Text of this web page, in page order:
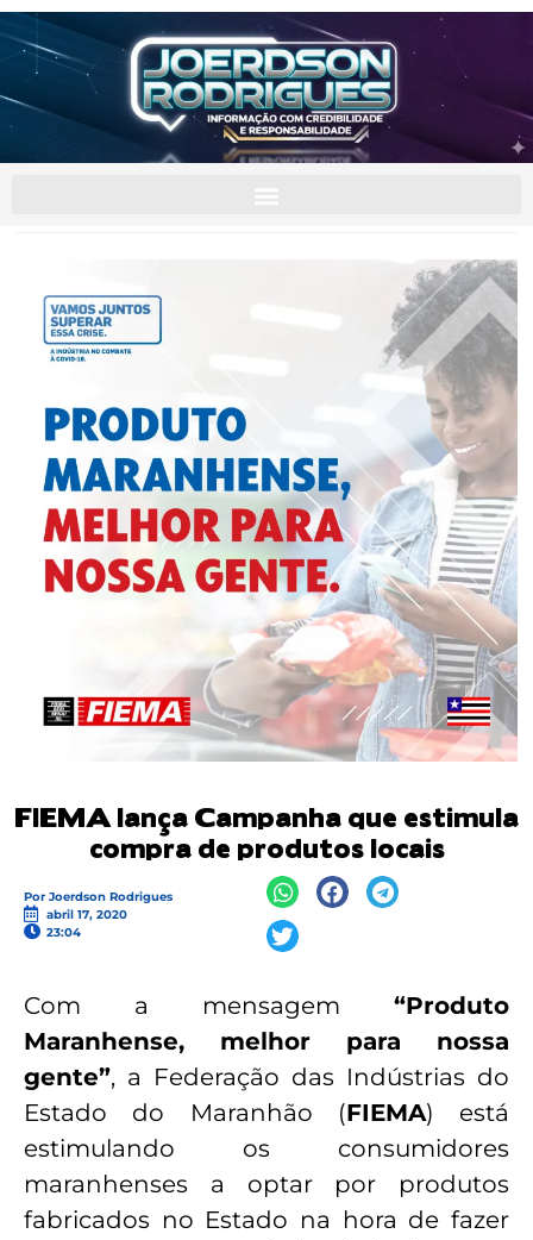
FIEMA lança Campanha que estimula
compra de produtos locais
Por Joerdson Rodrigues
abril 17, 2020
23:04
Com a mensagem “Produto
Maranhense, melhor para nossa
gente”, a Federação das Indústrias do
Estado do Maranhão (FIEMA) está
estimulando os consumidores
maranhenses a optar por produtos
fabricados no Estado na hora de fazer